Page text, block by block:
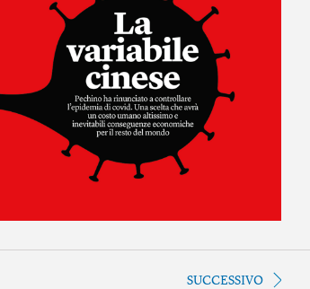
SUCCESSIVO